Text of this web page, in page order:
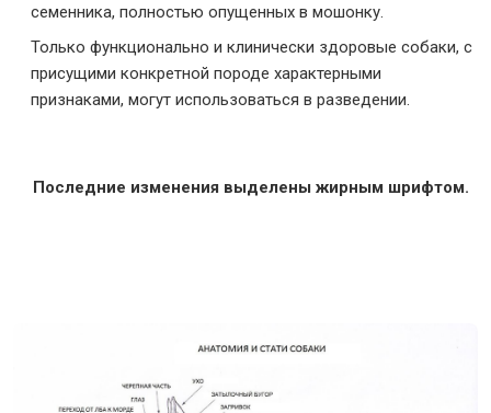
семенника, полностью опущенных в мошонку.
Только функционально и клинически здоровые собаки, с
присущими конкретной породе характерными
признаками, могут использоваться в разведении.
Последние изменения выделены жирным шрифтом.